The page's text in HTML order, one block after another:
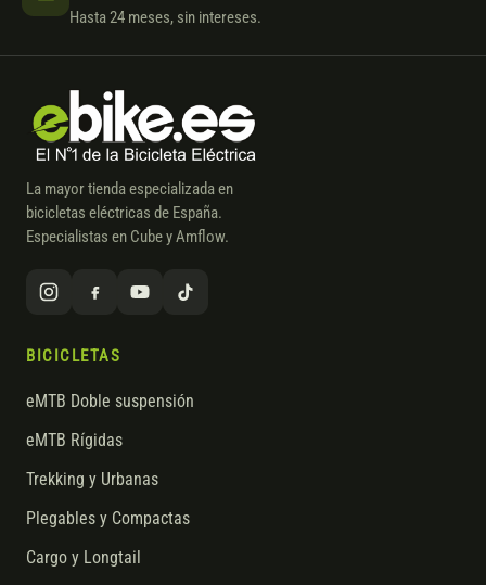
Hasta 24 meses, sin intereses.
La mayor tienda especializada en
bicicletas eléctricas de España.
Especialistas en Cube y Amflow.
BICICLETAS
eMTB Doble suspensión
eMTB Rígidas
Trekking y Urbanas
Plegables y Compactas
Cargo y Longtail